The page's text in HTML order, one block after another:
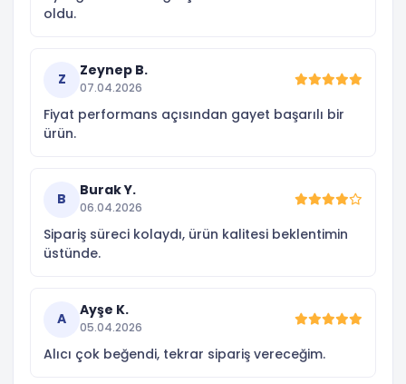
oldu.
Z
Zeynep B.
07.04.2026
Fiyat performans açısından gayet başarılı bir
ürün.
B
Burak Y.
06.04.2026
Sipariş süreci kolaydı, ürün kalitesi beklentimin
üstünde.
A
Ayşe K.
05.04.2026
Alıcı çok beğendi, tekrar sipariş vereceğim.